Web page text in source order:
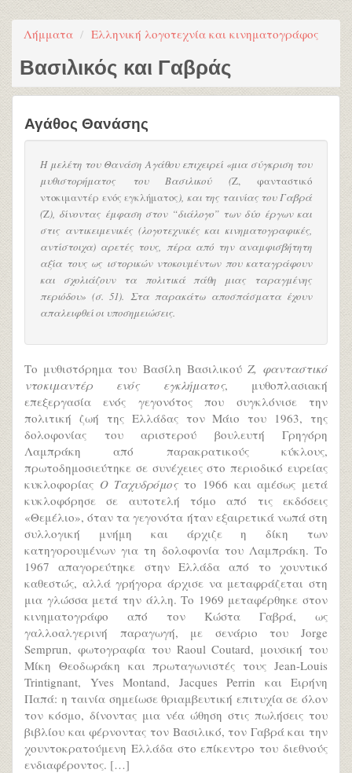
Λήμματα Ελληνική λογοτεχνία και κινηματογράφος
Βασιλικός και Γαβράς
Αγάθος Θανάσης
Η μελέτη του Θανάση Αγάθου επιχειρεί «μια σύγκριση του
μυθιστορήματος του Βασιλικού (Ζ, φανταστικό
ντοκιμαντέρ ενός εγκλήματος), και της ταινίας του Γαβρά
(Ζ), δίνοντας έμφαση στον “διάλογο” των δύο έργων και
στις αντικειμενικές (λογοτεχνικές και κινηματογραφικές,
αντίστοιχα) αρετές τους, πέρα από την αναμφισβήτητη
αξία τους ως ιστορικών ντοκουμέντων που καταγράφουν
και σχολιάζουν τα πολιτικά πάθη μιας ταραγμένης
περιόδου» (σ. 51). Στα παρακάτω αποσπάσματα έχουν
απαλειφθεί οι υποσημειώσεις.
Το μυθιστόρημα του Βασίλη Βασιλικού Ζ, φανταστικό
ντοκιμαντέρ ενός εγκλήματος, μυθοπλασιακή
επεξεργασία ενός γεγονότος που συγκλόνισε την
πολιτική ζωή της Ελλάδας τον Μάιο του 1963, της
δολοφονίας του αριστερού βουλευτή Γρηγόρη
Λαμπράκη από παρακρατικούς κύκλους,
πρωτοδημοσιεύτηκε σε συνέχειες στο περιοδικό ευρείας
κυκλοφορίας Ο Ταχυδρόμοςτο 1966 και αμέσως μετά
κυκλοφόρησε σε αυτοτελή τόμο από τις εκδόσεις
«Θεμέλιο», όταν τα γεγονότα ήταν εξαιρετικά νωπά στη
συλλογική μνήμη και άρχιζε η δίκη των
κατηγορουμένων για τη δολοφονία του Λαμπράκη. Το
1967 απαγορεύτηκε στην Ελλάδα από το χουντικό
καθεστώς, αλλά γρήγορα άρχισε να μεταφράζεται στη
μια γλώσσα μετά την άλλη. Το 1969 μεταφέρθηκε στον
κινηματογράφο από τον Κώστα Γαβρά, ως
γαλλοαλγερινή παραγωγή, με σενάριο του Jorge
Semprun, φωτογραφία του Raoul Coutard, μουσική του
Μίκη Θεοδωράκη και πρωταγωνιστές τους Jean-Louis
Trintignant, Yves Montand, Jacques Perrin και Ειρήνη
Παπά: η ταινία σημείωσε θριαμβευτική επιτυχία σε όλον
τον κόσμο, δίνοντας μια νέα ώθηση στις πωλήσεις του
βιβλίου και φέρνοντας τον Βασιλικό, τον Γαβρά και την
χουντοκρατούμενη Ελλάδα στο επίκεντρο του διεθνούς
ενδιαφέροντος. […]